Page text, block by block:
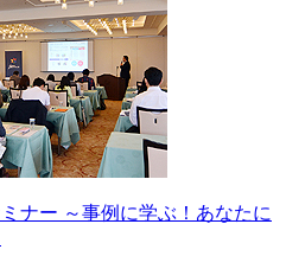
ナー ～事例に学ぶ！あなたに